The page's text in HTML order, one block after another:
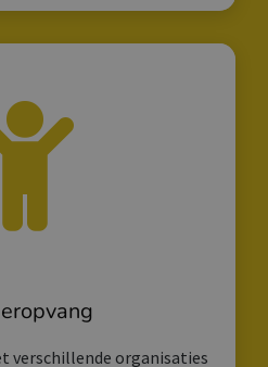
verschillende organisaties